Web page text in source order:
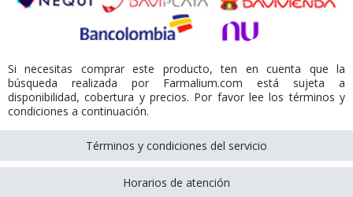
Si necesitas comprar este producto, ten en cuenta que la
búsqueda realizada por Farmalium.com está sujeta a
disponibilidad, cobertura y precios. Por favor lee los términos y
condiciones a continuación.
Términos y condiciones del servicio
Horarios de atención